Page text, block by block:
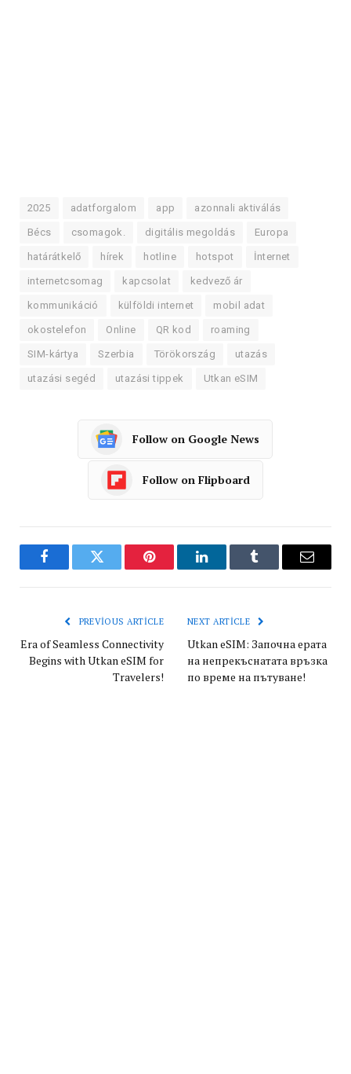
2025 adatforgalom app azonnali aktiválás
Bécs csomagok. digitális megoldás Europa
határátkelő hírek hotline hotspot İnternet
internetcsomag kapcsolat kedvező ár
kommunikáció külföldi internet mobil adat
okostelefon Online QR kod roaming
SIM-kártya Szerbia Törökország utazás
utazási segéd utazási tippek Utkan eSIM
Follow on Google News
Follow on Flipboard
FacebookTwitter Pinterest LinkedInTumblr Email
PREVIOUS ARTICLE
Era of Seamless Connectivity
Begins with Utkan eSIM for
Travelers!
NEXT ARTICLE
Utkan eSIM: Започна ерата
на непрекъснатата връзка
по време на пътуване!